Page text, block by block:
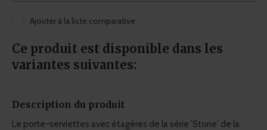
Ajouter à la liste comparative
Ce produit est disponible dans les
variantes suivantes:
Description du produit
Le porte-serviettes avec étagères de la série 'Stone' de la